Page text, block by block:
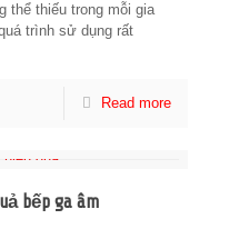
thể thiếu trong mỗi gia
trình sử dụng rất
Read more
bếp ga âm